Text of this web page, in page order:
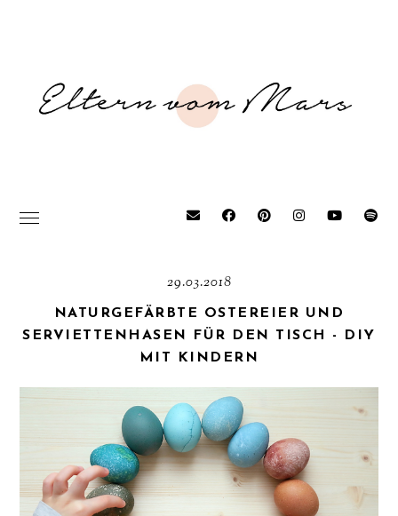
29.03.2018
NATURGEFÄRBTE OSTEREIER UND
SERVIETTENHASEN FÜR DEN TISCH - DIY
MIT KINDERN